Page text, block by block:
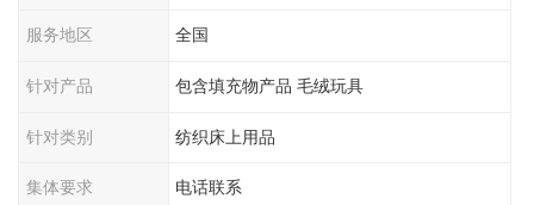
服务地区 全国
针对产品 包含填充物产品 毛绒玩具
针对类别 纺织床上用品
集体要求 电话联系